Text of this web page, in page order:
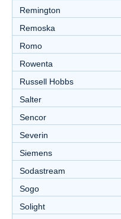
Remington
Remoska
Romo
Rowenta
Russell Hobbs
Salter
Sencor
Severin
Siemens
Sodastream
Sogo
Solight